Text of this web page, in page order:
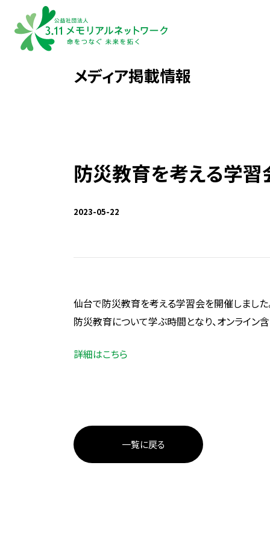
メディア掲載情報
防災教育を考える学
2023-05-22
仙台で防災教育を考える学習会を開催しました
防災教育について学ぶ時間となり、オンライン
詳細はこちら
一覧に戻る